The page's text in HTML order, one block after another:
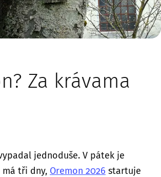
Za krávama
jednoduše. V pátek je
má tři dny, Oremon 2026 startuje